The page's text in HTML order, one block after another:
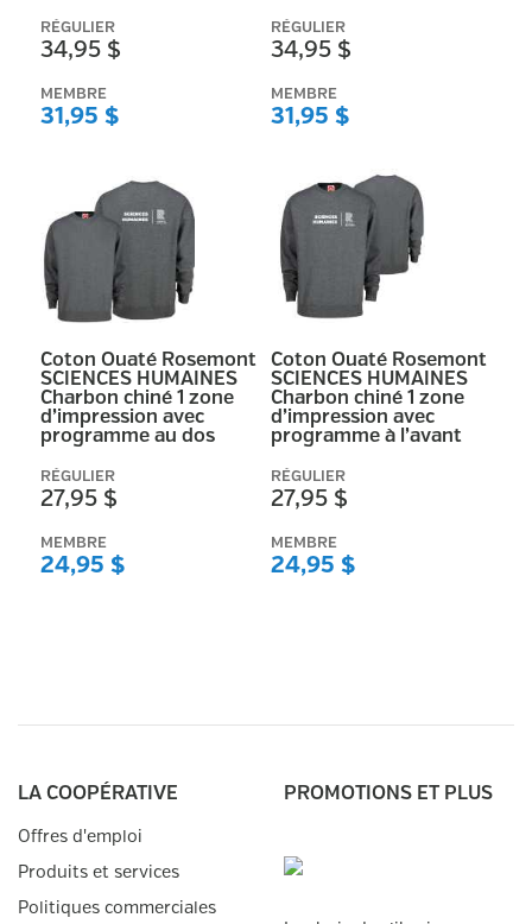
RÉGULIER
34,95 $
MEMBRE
31,95 $
RÉGULIER
34,95 $
MEMBRE
31,95 $
Coton Ouaté Rosemont
SCIENCES HUMAINES
Charbon chiné 1 zone
d’impression avec
programme au dos
RÉGULIER
27,95 $
MEMBRE
24,95 $
Coton Ouaté Rosemont
SCIENCES HUMAINES
Charbon chiné 1 zone
d’impression avec
programme à l’avant
RÉGULIER
27,95 $
MEMBRE
24,95 $
LA COOPÉRATIVE
Offres d'emploi
Produits et services
Politiques commerciales
PROMOTIONS ET PLUS